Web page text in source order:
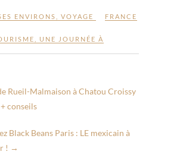
ENVIRONS VOYAGE FRANCE
UNE JOURNÉE À
Rueil-Malmaison à Chatou Croissy
conseils
Black Beans Paris : LE mexicain à
! →